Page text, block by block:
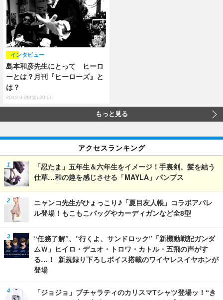
島本和彦先生にとって ヒーロ
ーとは？月刊『ヒーローズ』と
は？
インタビュー
2012.3.28(水) 20:00
もっと見る
アクセスランキング
「忍たま」五年生＆六年生をイメージ！手裏剣、髪を結う
仕草…和の趣を感じさせる「MAYLA」パンプス
ニャンコ先生がひょっこり♪「夏目友人帳」コラボアパレ
ル登場！もこもこバッグやカーディガンなど全8型
“任務了解”、“行くよ、サンドロック”「新機動戦記ガンダ
ムＷ」ヒイロ・デュオ・トロワ・カトル・五飛の声がす
る…！ 新規録り下ろしボイス搭載のワイヤレスイヤホンが
登場
「ジョジョ」ブチャラティのカリスマTシャツ登場ッ！“き